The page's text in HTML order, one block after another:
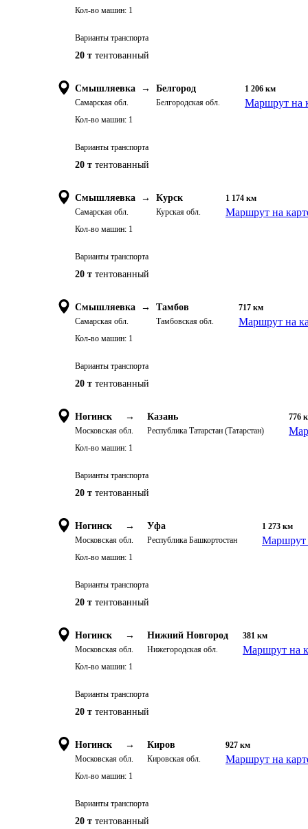
Кол-во машин: 1
Варианты транспорта
20 т тентованный
Смышляевка →
Самарская обл.
Белгород
Белгородская обл.
1 206 км
Маршрут на
Кол-во машин: 1
Варианты транспорта
20 т тентованный
Смышляевка →
Самарская обл.
Курск
Курская обл.
1 174 км
Маршрут на
Кол-во машин: 1
Варианты транспорта
20 т тентованный
Смышляевка →
Самарская обл.
Тамбов
Тамбовская обл.
717 км
Маршрут на
Кол-во машин: 1
Варианты транспорта
20 т тентованный
Ногинск →
Московская обл.
Казань
Республика Татарстан (Татарстан)
776
Кол-во машин: 1
Варианты транспорта
20 т тентованный
Ногинск →
Московская обл.
Уфа
Республика Башкортостан
1 273 км
Маршрут
Кол-во машин: 1
Варианты транспорта
20 т тентованный
Ногинск →
Московская обл.
Нижний Новгород
Нижегородская обл.
381 км
Маршрут на
Кол-во машин: 1
Варианты транспорта
20 т тентованный
Ногинск →
Московская обл.
Киров
Кировская обл.
927 км
Маршрут на
Кол-во машин: 1
Варианты транспорта
20 т тентованный